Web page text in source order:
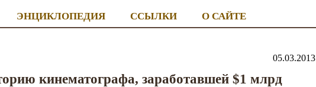
ЭНЦИКЛОПЕДИЯ ССЫЛКИ О САЙТЕ
05.03.2013
кинематографа, заработавшей $1 млрд